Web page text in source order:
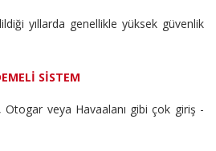
yıllarda genellikle yüksek güvenlik
SİSTEM
veya Havaalanı gibi çok giriş -